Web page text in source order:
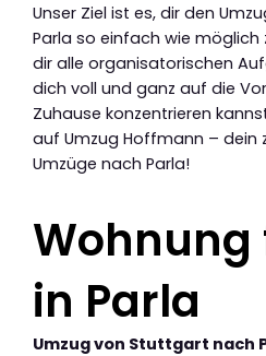
Unser Ziel ist es, dir den
Parla so einfach wie möglich
dir alle organisatorischen
dich voll und ganz auf die
Zuhause konzentrieren
auf Umzug Hoffmann – dein
Umzüge nach Parla!
Wohnung
in Parla
Umzug von Stuttgart nach